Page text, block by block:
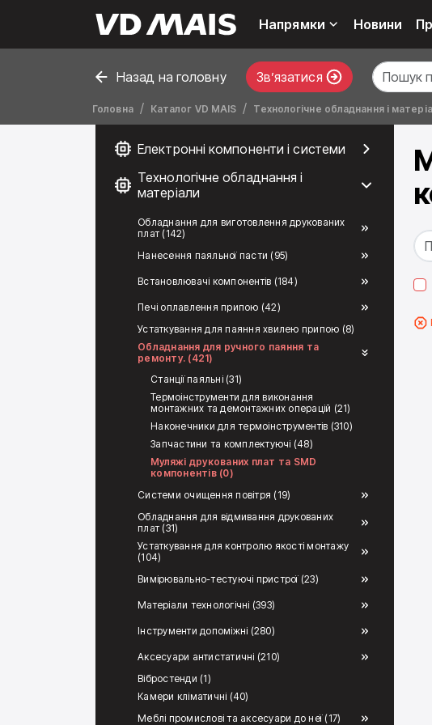
Напрямки Новини
Назад на головну Звʼязатися
Головна Каталог VD MAIS Технологічне обладнання і
Електронні компоненти і системи
Технологічне обладнання і
матеріали
Обладнання для виготовлення друкованих
плат (142)
Нанесення паяльної пасти (95)
Встановлювачі компонентів (184)
Печі оплавлення припою (42)
Устаткування для паяння хвилею припою (8)
Обладнання для ручного паяння та
ремонту. (421)
Станції паяльні (31)
Термоінструменти для виконання
монтажних та демонтажних операцій (21)
Наконечники для термоінструментів (310)
Запчастини та комплектуючі (48)
Муляжі друкованих плат та SMD
компонентів (0)
Системи очищення повітря (19)
Обладнання для відмивання друкованих
плат (31)
Устаткування для контролю якості монтажу
(104)
Вимірювально-тестуючі пристрої (23)
Матеріали технологічні (393)
Інструменти допоміжні (280)
Аксесуари антистатичні (210)
Вібростенди (1)
Камери кліматичні (40)
Меблі промислові та аксесуари до неї (17)